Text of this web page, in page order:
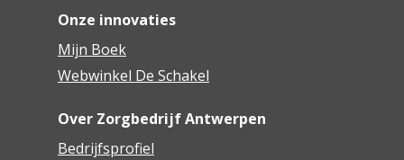
Onze innovaties
Mijn Boek
Webwinkel De Schakel
Over Zorgbedrijf Antwerpen
Bedrijfsprofiel